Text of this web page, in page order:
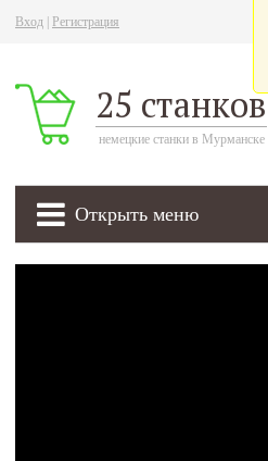
Вход Регистрация
25 станков
немецкие станки в Мурманске
Открыть меню